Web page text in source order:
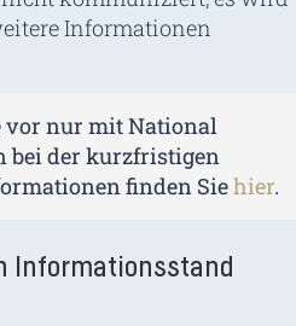
Informationen
vor nur mit National
bei der kurzfristigen
finden Siehier.
Informationsstand